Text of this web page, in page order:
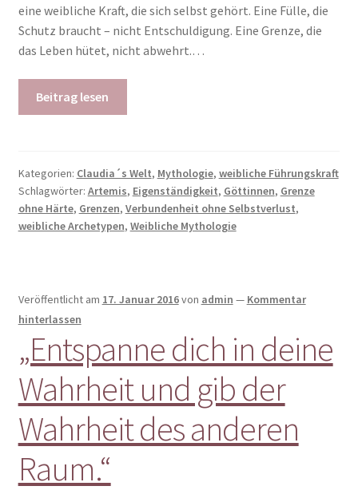
eine weibliche Kraft, die sich selbst gehört. Eine Fülle, die
Schutz braucht – nicht Entschuldigung. Eine Grenze, die
das Leben hütet, nicht abwehrt.…
Beitrag lesen
Kategorien: Claudia´s Welt, Mythologie, weibliche Führungskraft
Schlagwörter: Artemis, Eigenständigkeit, Göttinnen, Grenze
ohne Härte, Grenzen, Verbundenheit ohne Selbstverlust,
weibliche Archetypen, Weibliche Mythologie
Veröffentlicht am 17. Januar 2016von admin — Kommentar
hinterlassen
„Entspanne dich in deine
Wahrheit und gib der
Wahrheit des anderen
Raum.“